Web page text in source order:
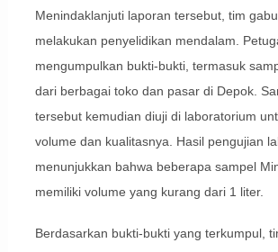
Menindaklanjuti laporan tersebut, tim
melakukan penyelidikan mendalam.
mengumpulkan bukti-bukti, termasuk
dari berbagai toko dan pasar di Depok.
tersebut kemudian diuji di laboratorium
volume dan kualitasnya. Hasil pengujian
menunjukkan bahwa beberapa sampel
memiliki volume yang kurang dari 1 liter.
Berdasarkan bukti-bukti yang terkumpul,